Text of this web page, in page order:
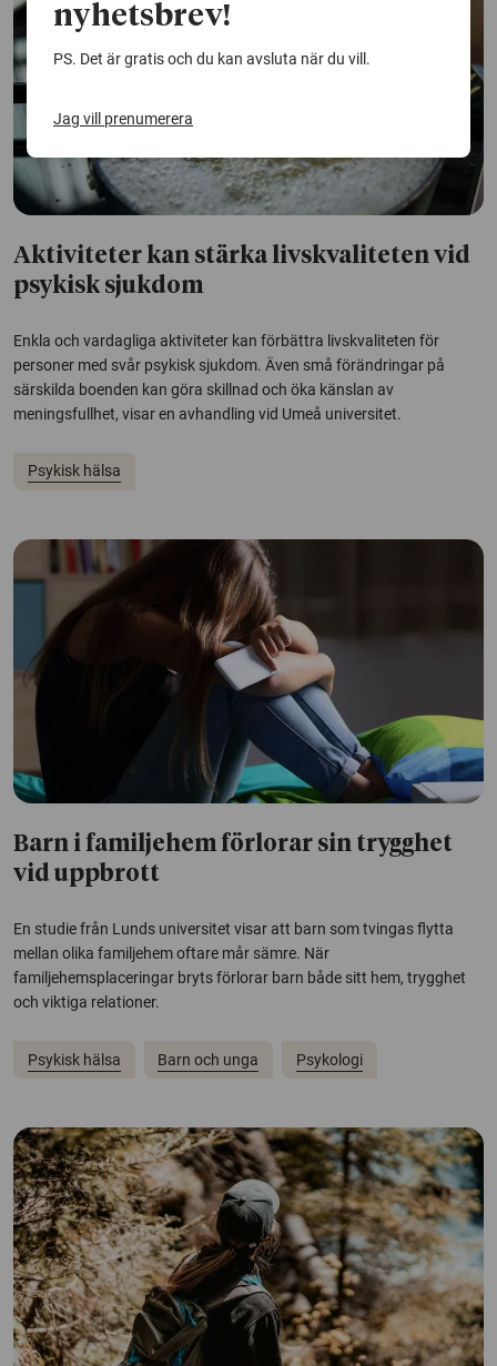
Aktiviteter kan stärka livskvaliteten vid
psykisk sjukdom
Enkla och vardagliga aktiviteter kan förbättra livskvaliteten för
personer med svår psykisk sjukdom. Även små förändringar på
särskilda boenden kan göra skillnad och öka känslan av
meningsfullhet, visar en avhandling vid Umeå universitet.
Psykisk hälsa
Barn i familjehem förlorar sin trygghet
vid uppbrott
En studie från Lunds universitet visar att barn som tvingas flytta
mellan olika familjehem oftare mår sämre. När
familjehemsplaceringar bryts förlorar barn både sitt hem, trygghet
och viktiga relationer.
Psykisk hälsa Barn och unga Psykologi
nyhetsbrev!
PS. Det är gratis och du kan avsluta när du vill.
Jag vill prenumerera